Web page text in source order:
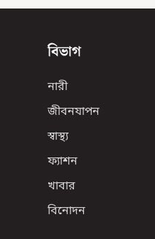
বিভাগ
নারী
জীবনযাপন
স্বাস্থ্য
ফ্যাশন
খাবার
বিনোদন